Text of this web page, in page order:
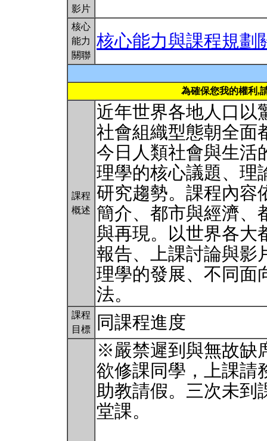
影片
核心
能力
關聯
核心能力與課程規劃
為確保您我的權利,
課程
概述
近年世界各地人口以
社會組織型態朝全面
今日人類社會與生活
理學的核心議題、理
研究趨勢。課程內容
簡介、都市與經濟、
與再現。以世界各大
報告、上課討論與影
理學的發展、不同面
法。
課程
目標
同課程進度
※嚴禁遲到與無故缺
欲修課同學，上課請
助教請假。三次未到
堂課。